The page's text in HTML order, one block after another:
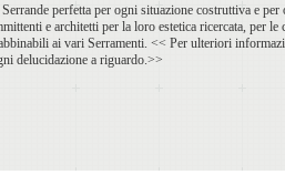
perfetta per ogni situazione costruttiva e
e architetti per la loro estetica ricercata, per
ai vari Serramenti. << Per ulteriori
delucidazione a riguardo.>>